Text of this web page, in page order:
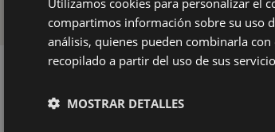
una instalación rápida y segura, tanto
compartimos información sobre su uso
análisis, quienes pueden combinarla
recopilado a partir del uso de sus
MOSTRAR DETALLES